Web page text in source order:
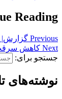
Reading
Previous گزارش|
Next کاهش سرقت
جستجو برای:
نوشته‌های